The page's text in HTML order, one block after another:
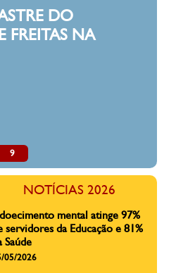
9
DO
FREITAS NA
NOTÍCIAS 2026
mental atinge 97%
servidores da Educação e 81%
Saúde
05/2026